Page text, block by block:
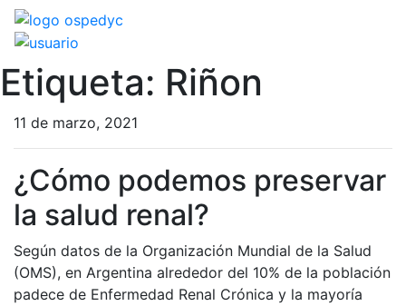
Etiqueta: Riñon
11 de marzo, 2021
¿Cómo podemos preservar
la salud renal?
Según datos de la Organización Mundial de la Salud
(OMS), en Argentina alrededor del 10% de la población
padece de Enfermedad Renal Crónica y la mayoría